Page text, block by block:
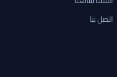
اتصل بنا